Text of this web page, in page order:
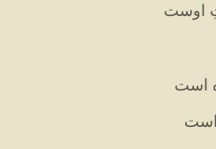
اوست‏
است
است‏